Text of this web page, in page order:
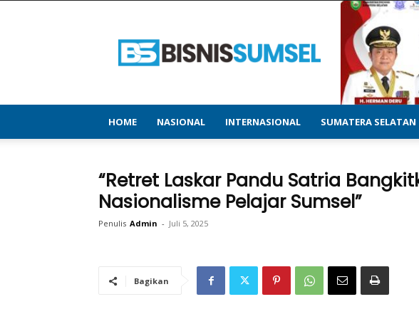
–
Menyajikan
&
Terupdate
HOME NASIONAL INTERNASIONAL SUMATERA SELATAN
“Retret Laskar Pandu Satria
Nasionalisme Pelajar Sumsel”
Penulis Admin - Juli 5, 2025
Bagikan